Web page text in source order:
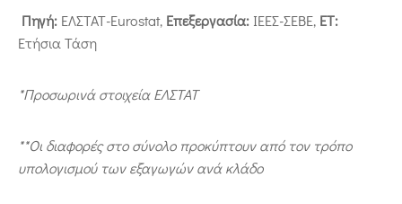
Πηγή: ΕΛΣΤΑΤ-Eurostat, Επεξεργασία: ΙΕΕΣ-ΣΕΒΕ, ΕΤ:
Ετήσια Τάση
*Προσωρινά στοιχεία ΕΛΣΤΑΤ
**Οι διαφορές στο σύνολο προκύπτουν από τον τρόπο
υπολογισμού των εξαγωγών ανά κλάδο